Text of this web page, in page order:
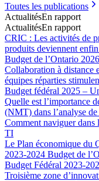
Toutes les publications
ActualitésEn rapport
ActualitésEn rapport
CRIC : Les activités de
produits deviennent
Budget de l’Ontario
Collaboration à distance
équipes réparties
Budget fédéral 2025 –
Quelle est l’importance
(NMT) dans l’analyse
Comment naviguer dans
TI
Le Plan économique du
2023-2024 Budget de
Budget Fédéral 2023-
Troisième zone